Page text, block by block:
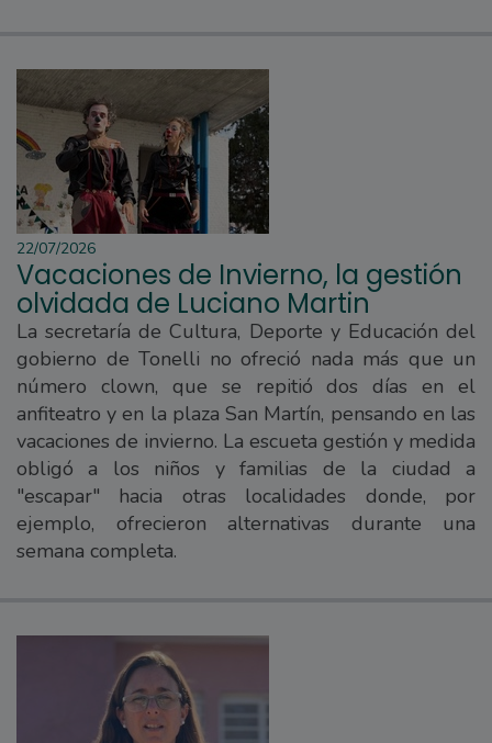
22/07/2026
Vacaciones de Invierno, la gestión
olvidada de Luciano Martin
La secretaría de Cultura, Deporte y Educación del
gobierno de Tonelli no ofreció nada más que un
número clown, que se repitió dos días en el
anfiteatro y en la plaza San Martín, pensando en las
vacaciones de invierno. La escueta gestión y medida
obligó a los niños y familias de la ciudad a
"escapar" hacia otras localidades donde, por
ejemplo, ofrecieron alternativas durante una
semana completa.